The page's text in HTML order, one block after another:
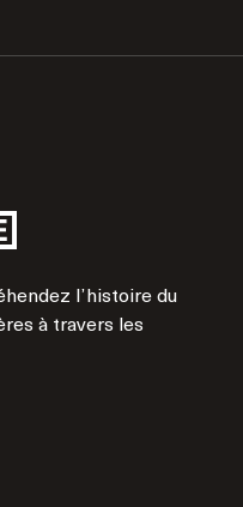
l’histoire du
à travers les